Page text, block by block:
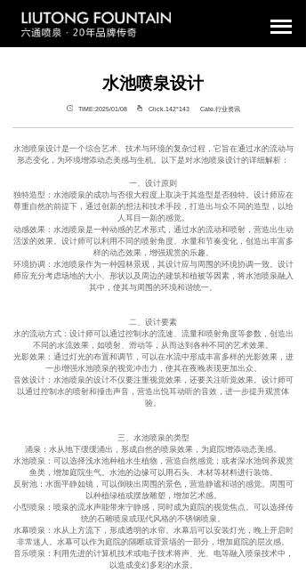
水池喷泉设计
TIME:2025/01/08 Click.142°143 Cate.行业资讯
水池喷泉设计是一个综合艺术、技术与环境的复杂过程，它旨在通过水的流动与
形态变化，为环境增添动态美感与生机。以下是对水池喷泉设计的详细解析：
一、设计原则
‌独特造型‌：水池喷泉的成功与否很大程度上取决于其造型是否独特。设计师应在
尊重自然的前提下，通过创新的想法和技术手段，打造出与众不同的造型，以给
人耳目一新的感觉。
‌动感效果‌：水池喷泉是一种动感的艺术形式，通过水的流动和喷射，营造出生动
活泼的效果。设计师可以利用不同的喷射角度、水量和节奏变化，创造出丰富多
样的动态效果，增强观赏的乐趣。
‌环境协调‌：水池喷泉作为一种园林景观，其设计应与周围的环境协调一致。设计
师应充分考虑场地的大小、形状以及周边的建筑和植被等因素，将水池喷泉融入
其中，使其与周围的环境和谐统一。
二、设计要素
‌水的流动方式‌：设计师可以通过控制水的流速、流量和喷射角度等参数，创造出
不同的水流效果，如喷射、滑动等，从而达到各种不同的艺术效果。
‌光影效果‌：通过灯光的布置和调节，可以在水流中形成丰富多样的光影效果，进
一步增强水池喷泉的视觉冲击力，使其在夜晚表现更加出众。
‌音效设计‌：水池喷泉的设计不仅要注重视觉效果，还要关注听觉效果。设计师可
以通过控制水的喷射和撞击声音，营造出悦耳动听的音效，进一步提升观赏体
验。
三、水池喷泉的类型
‌涌泉‌：水从地下缓缓涌出，形成自然的喷泉效果，为庭院增添动态美感。
‌水池喷泉‌：可以选择浅水池种植水生植物，营造自然感觉；或者深水池饲养观赏
鱼类，增加庭院生气。水池的边缘可以用石头、木材等材料进行装饰。
‌反射池‌：水面平静如镜，可以倒映出周围的景色，营造静谧和谐的感觉。周围可
以种植绿植或摆放雕塑，增加艺术感。
‌小型喷泉‌：喷泉的流水声能带来宁静感，同时成为庭院的视觉焦点。可以选择传
统的石雕喷泉或现代风格的不锈钢喷泉。
‌水幕喷泉‌：水从上方流下，形成透明的水帘。水幕后可以安装灯光，晚上开启时
非常迷人。水幕可以作为庭院的隔断或背景墙的一部分，增加庭院的层次感。
‌音乐喷泉‌：利用先进的计算机技术或电子技术将声、光、电等融入喷泉技术中，
以造成变幻多彩的水景。